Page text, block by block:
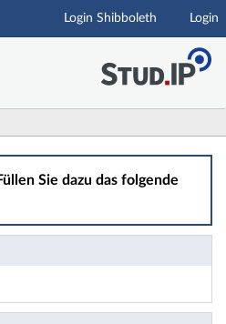
Login Shibboleth Login
Sie dazu das folgende